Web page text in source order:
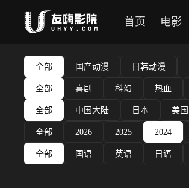
首页 电影
全部 国产动漫 日韩动漫
全部 喜剧 科幻 热血
全部 中国大陆 日本 美国
全部 2026 2025 2024
全部 国语 英语 日语